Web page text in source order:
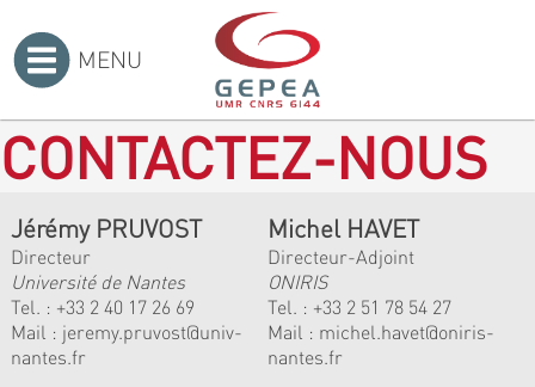
MENU
CONTACTEZ-NOUS
Jérémy PRUVOST
Directeur
Université de Nantes
Tel. : +33 2 40 17 26 69
Mail : jeremy.pruvost@univ-
nantes.fr
Michel HAVET
Directeur-Adjoint
ONIRIS
Tel. : +33 2 51 78 54 27
Mail : michel.havet@oniris-
nantes.fr